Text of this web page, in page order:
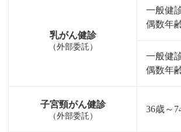
乳がん健診
（外部委託）
一般健
偶数年
一般健
偶数年
子宮頸がん健診
（外部委託）
36歳～